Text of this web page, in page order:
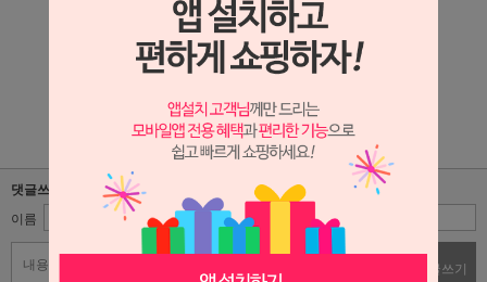
플라워리퍼블릭 블로그가기 : 클릭!!
플라워리퍼블릭 인스타그램 가기 : 클릭!!
댓글쓰기
이름 비밀번호
댓글쓰기